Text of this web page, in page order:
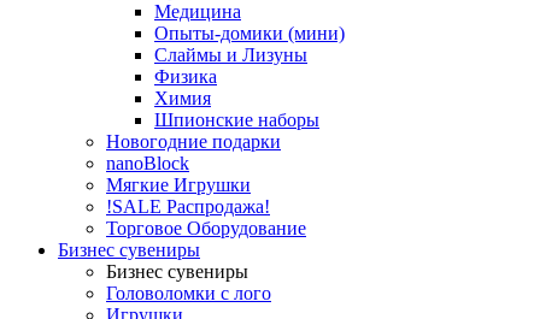
Медицина
Опыты-домики (мини)
Слаймы и Лизуны
Физика
Химия
Шпионские наборы
Новогодние подарки
nanoBlock
Мягкие Игрушки
!SALE Распродажа!
Торговое Оборудование
Бизнес сувениры
Бизнес сувениры
Головоломки с лого
Игрушки